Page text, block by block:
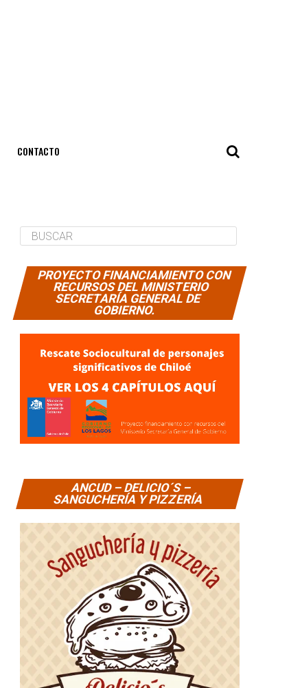
CONTACTO
PROYECTO FINANCIAMIENTO CON
RECURSOS DEL MINISTERIO
SECRETARÍA GENERAL DE
GOBIERNO.
ANCUD – DELICIO´S –
SANGUCHERÍA Y PIZZERÍA